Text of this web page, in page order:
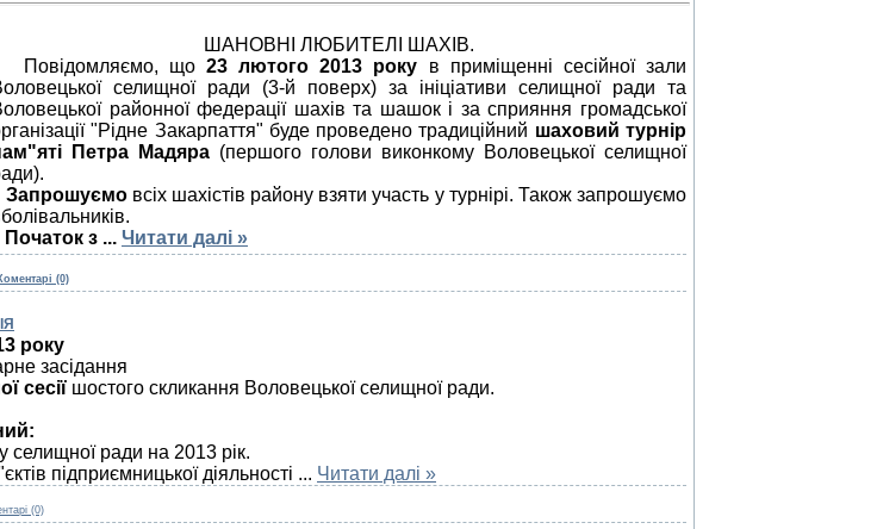
ШАНОВНІ ЛЮБИТЕЛІ ШАХІВ.
Повідомляємо, що23 лютого 2013 року в приміщенні сесійної зали
селищної ради (3-й поверх) за ініціативи селищної ради та
районної федерації шахів та шашок і за сприяння громадської
"Рідне Закарпаття" буде проведено традиційний шаховий турнір
Петра Мадяра (першого голови виконкому Воловецької селищної
Запрошуємовсіх шахістів району взяти участь у турнірі. Також запрошуємо
Початок з ... Читати далі »
Коментарі (0)
року
засідання
сесії шостого скликання Воловецької селищної ради.
ради на 2013 рік.
підприємницької діяльності ... Читати далі »
(0)